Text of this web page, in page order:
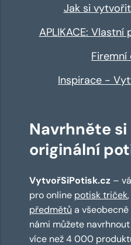
Jak si
APLIKACE: Vlastní
Firemní
Inspirace -
Navrhněte si
originální
VytvořSiPotisk.cz –
pro online potisk triček,
předmětů a
námi můžete
více než 4 000